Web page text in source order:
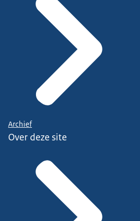
Archief
Over deze site